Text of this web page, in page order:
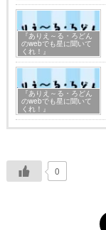
『ありえ～る・ろどん
のwebでも星に聞いて
くれ！』
『ありえ～る・ろどん
のwebでも星に聞いて
くれ！』
0